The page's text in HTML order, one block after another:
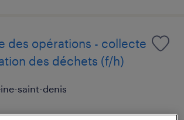
des opérations - collecte
des déchets (f/h)
saint-denis